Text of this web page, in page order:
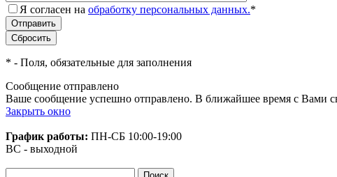
Я согласен на обработку персональных данных.*
* - Поля, обязательные для заполнения
Сообщение отправлено
Ваше сообщение успешно отправлено. В ближайшее время с Вами
Закрыть окно
График работы: ПН-СБ 10:00-19:00
ВС - выходной